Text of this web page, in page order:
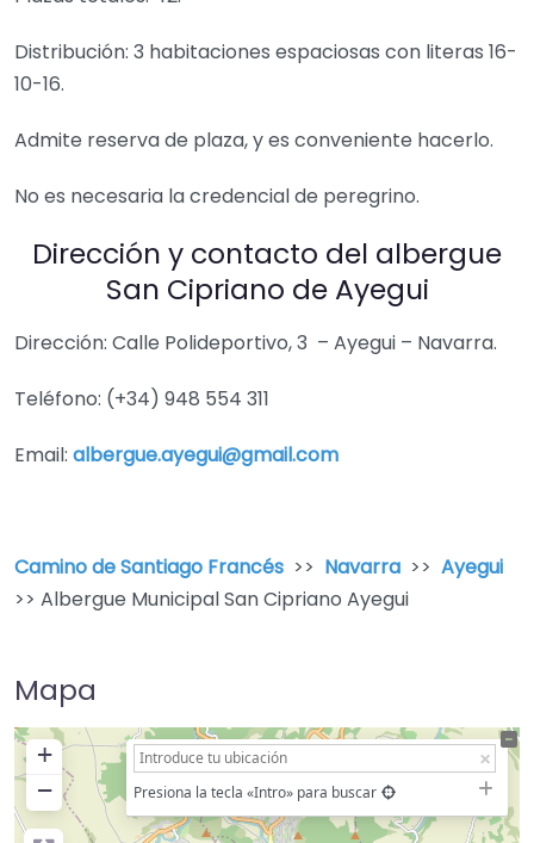
Distribución: 3 habitaciones espaciosas con literas 16-
10-16.
Admite reserva de plaza, y es conveniente hacerlo.
No es necesaria la credencial de peregrino.
Dirección y contacto del albergue
San Cipriano de Ayegui
Dirección: Calle Polideportivo, 3 – Ayegui – Navarra.
Teléfono: (+34) 948 554 311
Email: albergue.ayegui@gmail.com
Camino de Santiago Francés >> Navarra >> Ayegui
>> Albergue Municipal San Cipriano Ayegui
Mapa
+
−
Presiona la tecla «Intro» para buscar